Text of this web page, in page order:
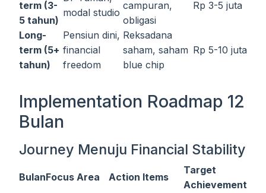
term (3-
5 tahun)
modal studio
campuran,
obligasi
Rp 3-5 juta
Long-
term (5+
tahun)
Pensiun dini,
financial
freedom
Reksadana
saham, saham
blue chip
Rp 5-10 juta
Implementation Roadmap 12
Bulan
Journey Menuju Financial Stability
BulanFocus Area Action Items
Target
Achievement